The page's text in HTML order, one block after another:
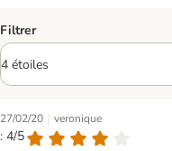
Filtrer
27/02/20 | veronique
: 4/5